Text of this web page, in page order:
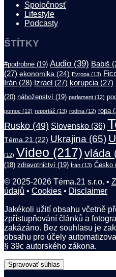
Spoločnosť
Lifestyle
Podcasty
ŠTÍTKY
#podrobne (19) Audio (39) Babiš
(27) ekonomika (24) Evropa (13)
Irán (28) Izrael (27) korupcia (27)
(20) náboženství (19) parlament (12)
pomoc (12) reportáž (13) rodina (12) ropa
Rusko (49) Slovensko (36)
Téma.21 (22) Ukrajina (65)
(12) Video (217) vláda
(18) zdravotnictví (19) Írán (13) Česko
© 2025-2026 Téma.21 s.r.o. •
údajů • Cookies • Disclaimer
Jakékoli užití obsahu včetně
zpřístupňování článků a
zakázáno. Bez souhlasu je
obsahu pro účely
§ 39c autorského zákona.
Spravovať súhlas